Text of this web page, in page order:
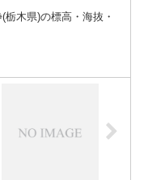
栃木県)の標高・海抜・